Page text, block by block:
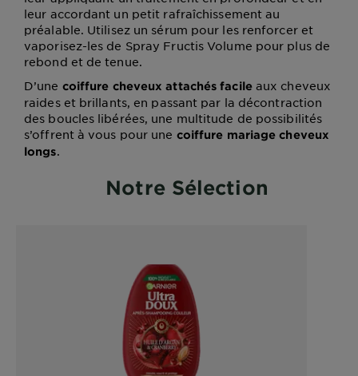
leur accordant un petit rafraîchissement au
préalable. Utilisez un sérum pour les renforcer et
vaporisez-les de Spray Fructis Volume pour plus de
rebond et de tenue.
D’une coiffure cheveux attachés facileaux cheveux
raides et brillants, en passant par la décontraction
des boucles libérées, une multitude de possibilités
s’offrent à vous pour une coiffure mariage cheveux
longs.
Notre Sélection